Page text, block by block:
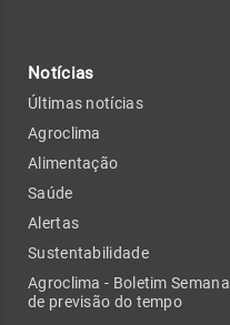
Notícias
Últimas notícias
Agroclima
Alimentação
Saúde
Alertas
Sustentabilidade
Agroclima - Boletim Semanal
de previsão do tempo